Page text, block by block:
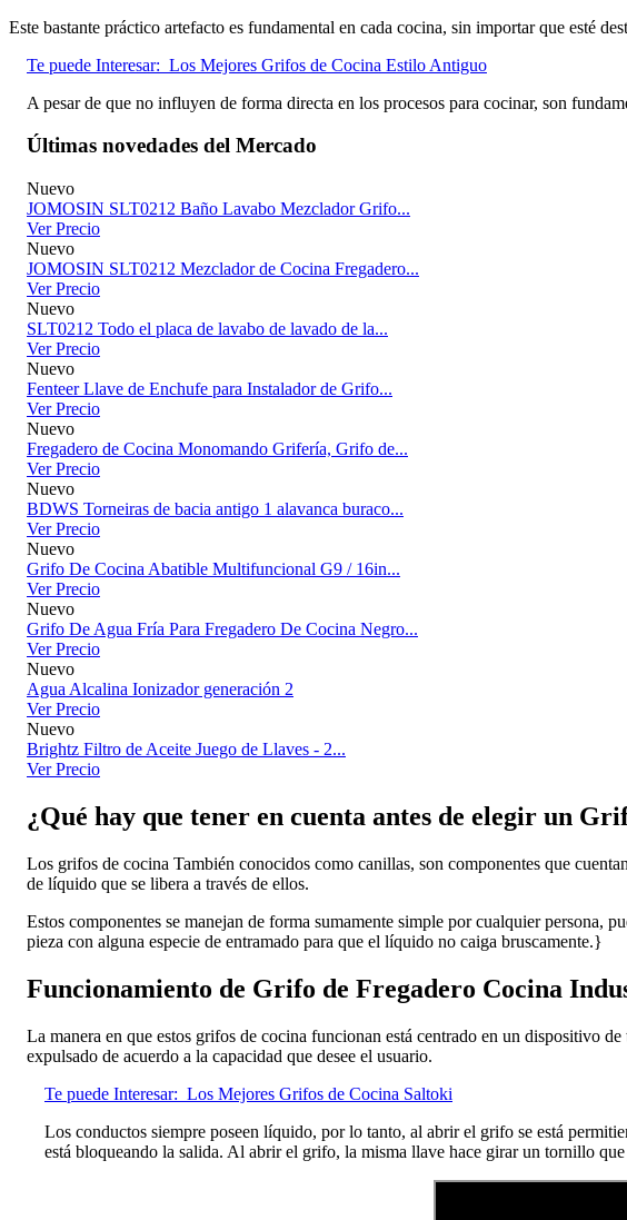
Este bastante práctico artefacto es fundamental en cada cocina, sin importar que esté
Te puede Interesar: Los Mejores Grifos de Cocina Estilo Antiguo
A pesar de que no influyen de forma directa en los procesos para cocinar, son
Últimas novedades del Mercado
Nuevo
JOMOSIN SLT0212 Baño Lavabo Mezclador Grifo...
Ver Precio
Nuevo
JOMOSIN SLT0212 Mezclador de Cocina Fregadero...
Ver Precio
Nuevo
SLT0212 Todo el placa de lavabo de lavado de la...
Ver Precio
Nuevo
Fenteer Llave de Enchufe para Instalador de Grifo...
Ver Precio
Nuevo
Fregadero de Cocina Monomando Grifería, Grifo de...
Ver Precio
Nuevo
BDWS Torneiras de bacia antigo 1 alavanca buraco...
Ver Precio
Nuevo
Grifo De Cocina Abatible Multifuncional G9 / 16in...
Ver Precio
Nuevo
Grifo De Agua Fría Para Fregadero De Cocina Negro...
Ver Precio
Nuevo
Agua Alcalina Ionizador generación 2
Ver Precio
Nuevo
Brightz Filtro de Aceite Juego de Llaves - 2...
Ver Precio
¿Qué hay que tener en cuenta antes de elegir un
Los grifos de cocina También conocidos como canillas, son componentes que
de líquido que se libera a través de ellos.
Estos componentes se manejan de forma sumamente simple por cualquier persona,
pieza con alguna especie de entramado para que el líquido no caiga bruscamente.}
Funcionamiento de Grifo de Fregadero Cocina
La manera en que estos grifos de cocina funcionan está centrado en un dispositivo
expulsado de acuerdo a la capacidad que desee el usuario.
Te puede Interesar: Los Mejores Grifos de Cocina Saltoki
Los conductos siempre poseen líquido, por lo tanto, al abrir el grifo se está
está bloqueando la salida. Al abrir el grifo, la misma llave hace girar un tornillo